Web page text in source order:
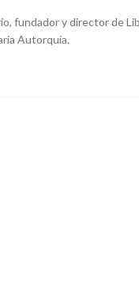
fundador y director de
Autorquía.